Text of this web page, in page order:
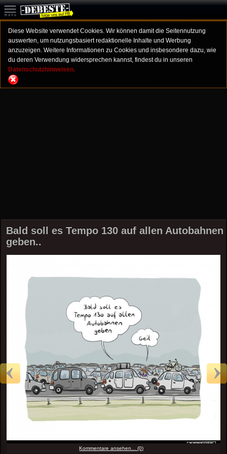
Diese Website verwendet Cookies. Wir können damit die Seitennutzung
auswerten, um nutzungsbasiert redaktionelle Inhalte und Werbung
anzuzeigen. Weitere Informationen zu Cookies und insbesondere dazu, wie
du deren Verwendung widersprechen kannst, findest du in unseren
Datenschutzhinweisen.
Bald soll es Tempo 130 auf allen Autobahnen
geben..
Kommentare ansehen... (0)